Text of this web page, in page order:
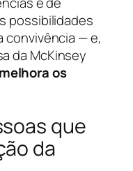
possibilidades
convivência — e,
da McKinsey
os
que
da